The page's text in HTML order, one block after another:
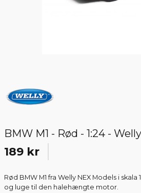
BMW M1 - Rød - 1:24 - Welly
189 kr
Rød BMW M1 fra Welly NEX Models i
og luge til den halehængte motor.